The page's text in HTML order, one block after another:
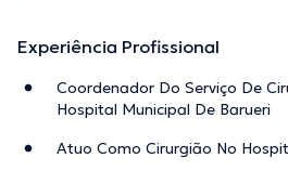
Experiência Profissional
Coordenador Do Serviço De
Hospital Municipal De Barueri
Atuo Como Cirurgião No